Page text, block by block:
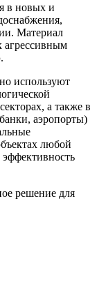
в новых и
Материал
агрессивным
используют
а также в
аэропорты)
любой
решение для